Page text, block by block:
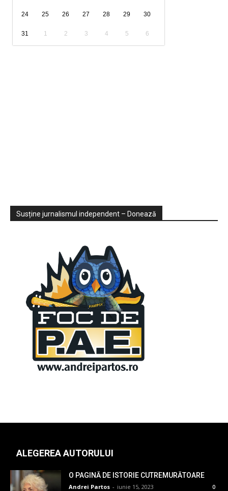
24 25 26 27 28 29 30
31 1 2 3 4 5 6
Sondaje
Video
Susține jurnalismul independent – Donează
ALEGEREA AUTORULUI
O PAGINĂ DE ISTORIE CUTREMURĂTOARE
Andrei Partos - iunie 15, 2023 0